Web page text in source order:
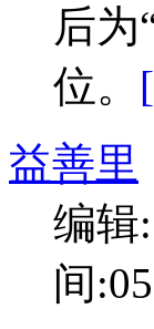
后为
位。
益善里
编辑
间